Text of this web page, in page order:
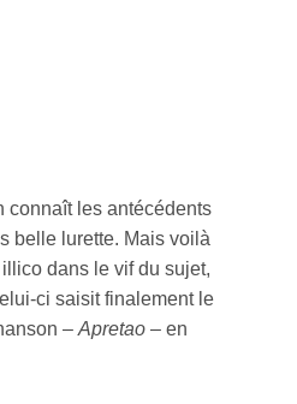
connaît les antécédents
belle lurette. Mais voilà
dans le vif du sujet,
ci saisit finalement le
– Apretao – en